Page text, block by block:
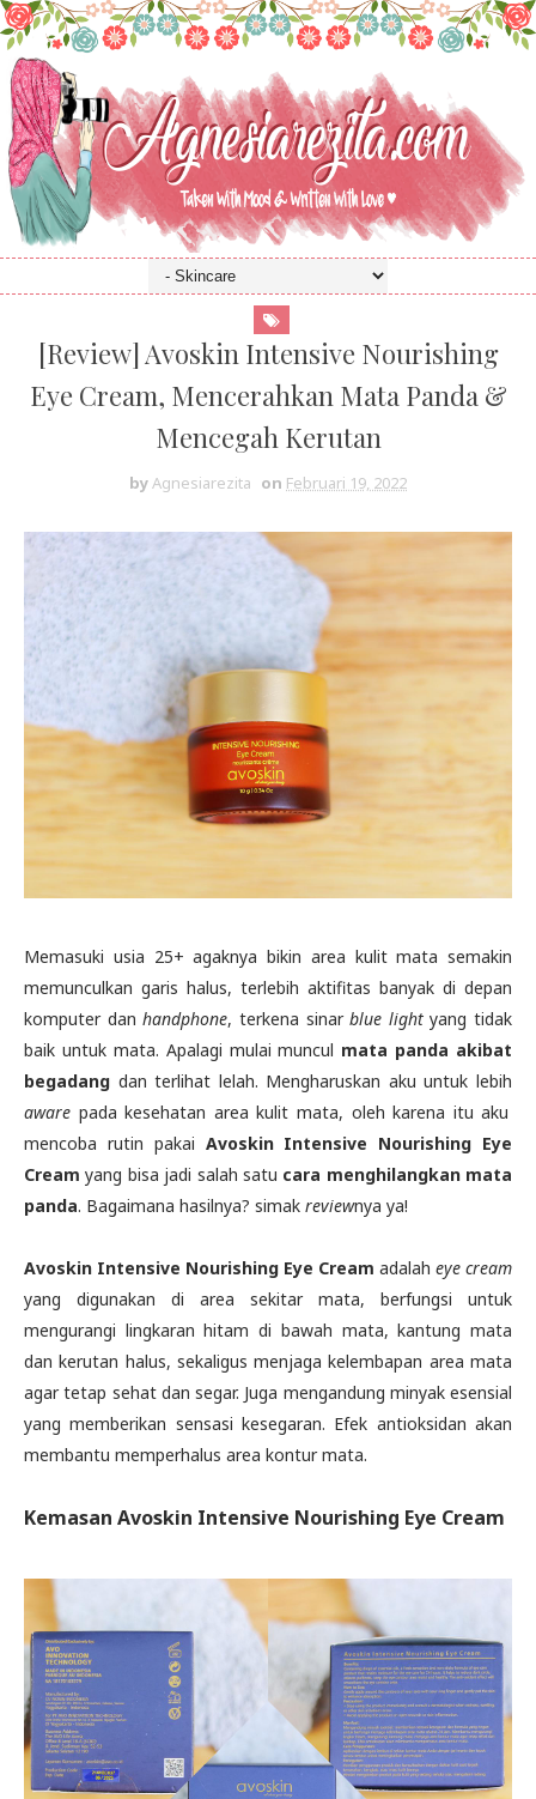
[Review] Avoskin Intensive Nourishing
Eye Cream, Mencerahkan Mata Panda &
Mencegah Kerutan
byAgnesiarezita on Februari 19, 2022
Memasuki usia 25+ agaknya bikin area kulit mata semakin
memunculkan garis halus, terlebih aktifitas banyak di depan
komputer danhandphone, terkena sinarblue lightyang tidak
baik untuk mata. Apalagi mulai muncul mata panda akibat
begadang dan terlihat lelah. Mengharuskan aku untuk lebih
aware pada kesehatan area kulit mata, oleh karena itu aku
mencoba rutin pakai Avoskin Intensive Nourishing Eye
Cream yang bisa jadi salah satu cara menghilangkan mata
panda. Bagaimana hasilnya? simak reviewnya ya!
Avoskin Intensive Nourishing Eye Cream adalah eye cream
yang digunakan di area sekitar mata, berfungsi untuk
mengurangi lingkaran hitam di bawah mata, kantung mata
dan kerutan halus, sekaligus menjaga kelembapan area mata
agar tetap sehat dan segar. Juga mengandung minyak esensial
yang memberikan sensasi kesegaran. Efek antioksidan akan
membantu memperhalus area kontur mata.
Kemasan Avoskin Intensive Nourishing Eye Cream